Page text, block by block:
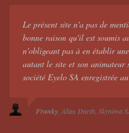
Le présent site n'a pas de
bonne raison qu'il est soumis
n'obligeant pas à en établir
autant le site et son animateur
société Eyelo SA enregistrée
Franky Alias Darth Skynima